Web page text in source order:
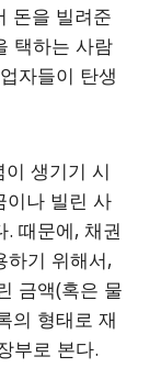
돈을 빌려준
택하는 사람
자들이 탄생
생기기 시
이나 빌린 사
때문에, 채권
하기 위해서,
금액(혹은 물
의 형태로 재
부로 본다.